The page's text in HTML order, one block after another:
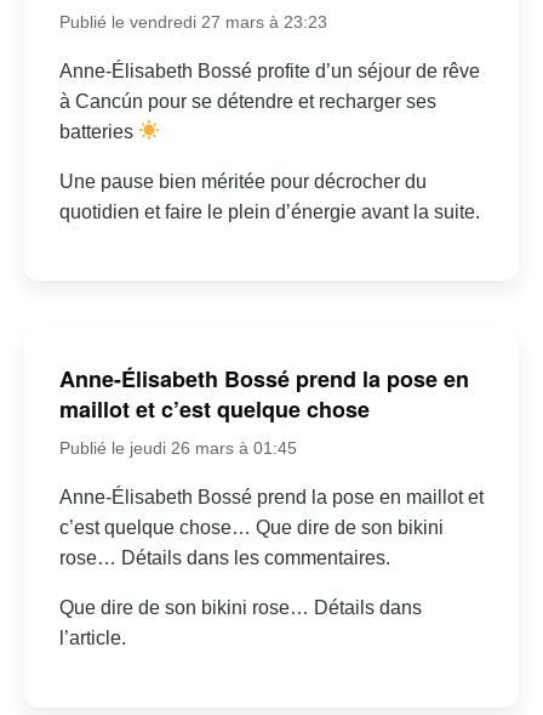
Publié le vendredi 27 mars à 23:23
Anne-Élisabeth Bossé profite d’un séjour de rêve
à Cancún pour se détendre et recharger ses
batteries
Une pause bien méritée pour décrocher du
quotidien et faire le plein d’énergie avant la suite.
Anne-Élisabeth Bossé prend la pose en
maillot et c’est quelque chose
Publié le jeudi 26 mars à 01:45
Anne-Élisabeth Bossé prend la pose en maillot et
c’est quelque chose… Que dire de son bikini
rose… Détails dans les commentaires.
Que dire de son bikini rose… Détails dans
l’article.